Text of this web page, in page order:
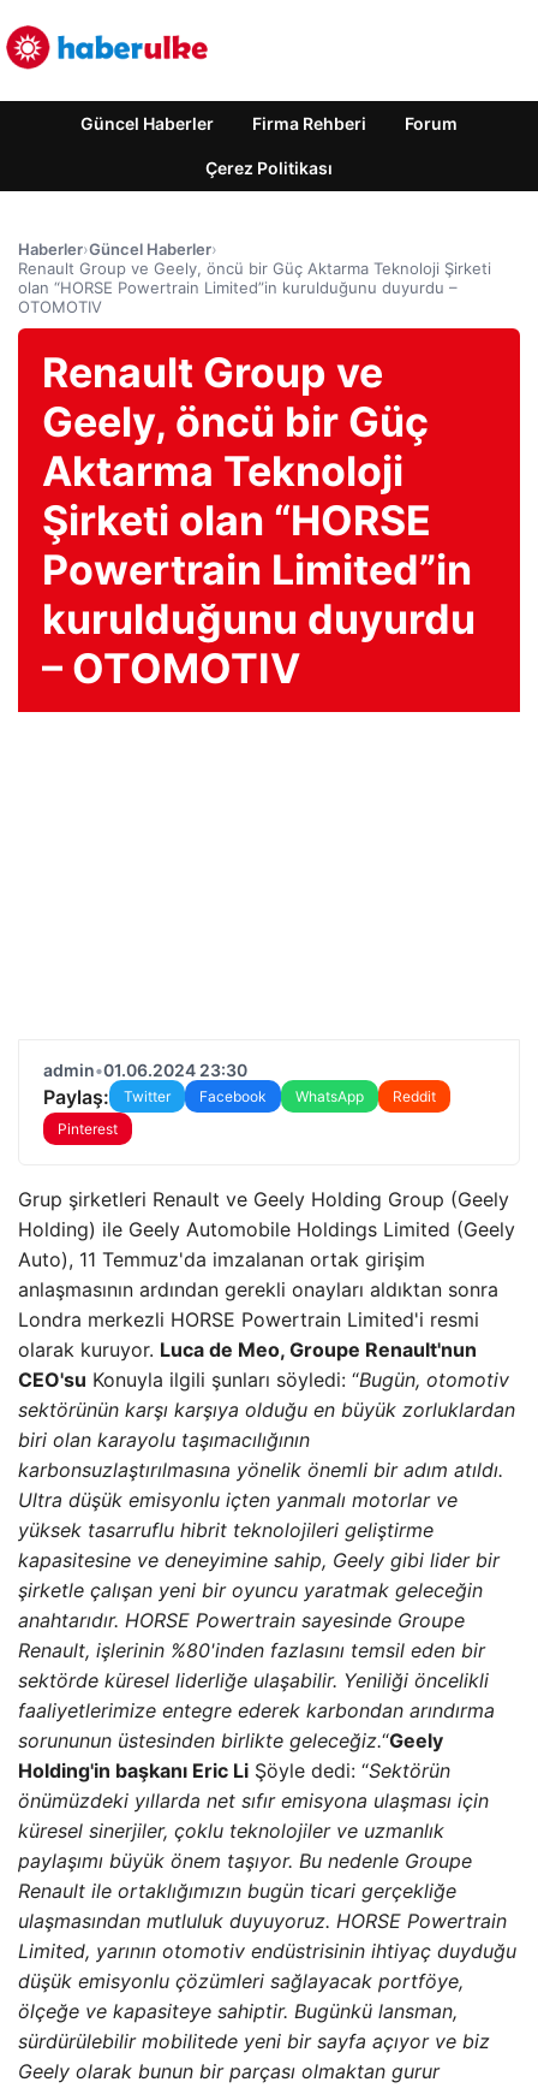
Güncel Haberler Firma Rehberi Forum
Çerez Politikası
Haberler›Güncel Haberler›
Renault Group ve Geely, öncü bir Güç Aktarma Teknoloji Şirketi
olan “HORSE Powertrain Limited”in kurulduğunu duyurdu –
OTOMOTIV
Renault Group ve
Geely, öncü bir Güç
Aktarma Teknoloji
Şirketi olan “HORSE
Powertrain Limited”in
kurulduğunu duyurdu
– OTOMOTIV
admin•01.06.2024 23:30
Paylaş: Twitter Facebook WhatsApp
Reddit
Pinterest
Grup şirketleri Renault ve Geely Holding Group (Geely
Holding) ile Geely Automobile Holdings Limited (Geely
Auto), 11 Temmuz'da imzalanan ortak girişim
anlaşmasının ardından gerekli onayları aldıktan sonra
Londra merkezli HORSE Powertrain Limited'i resmi
olarak kuruyor. Luca de Meo, Groupe Renault'nun
CEO'su Konuyla ilgili şunları söyledi: “Bugün, otomotiv
sektörünün karşı karşıya olduğu en büyük zorluklardan
biri olan karayolu taşımacılığının
karbonsuzlaştırılmasına yönelik önemli bir adım atıldı.
Ultra düşük emisyonlu içten yanmalı motorlar ve
yüksek tasarruflu hibrit teknolojileri geliştirme
kapasitesine ve deneyimine sahip, Geely gibi lider bir
şirketle çalışan yeni bir oyuncu yaratmak geleceğin
anahtarıdır. HORSE Powertrain sayesinde Groupe
Renault, işlerinin %80'inden fazlasını temsil eden bir
sektörde küresel liderliğe ulaşabilir. Yeniliği öncelikli
faaliyetlerimize entegre ederek karbondan arındırma
sorununun üstesinden birlikte geleceğiz.“Geely
Holding'in başkanı Eric Li Şöyle dedi: “Sektörün
önümüzdeki yıllarda net sıfır emisyona ulaşması için
küresel sinerjiler, çoklu teknolojiler ve uzmanlık
paylaşımı büyük önem taşıyor. Bu nedenle Groupe
Renault ile ortaklığımızın bugün ticari gerçekliğe
ulaşmasından mutluluk duyuyoruz. HORSE Powertrain
Limited, yarının otomotiv endüstrisinin ihtiyaç duyduğu
düşük emisyonlu çözümleri sağlayacak portföye,
ölçeğe ve kapasiteye sahiptir. Bugünkü lansman,
sürdürülebilir mobilitede yeni bir sayfa açıyor ve biz
Geely olarak bunun bir parçası olmaktan gurur